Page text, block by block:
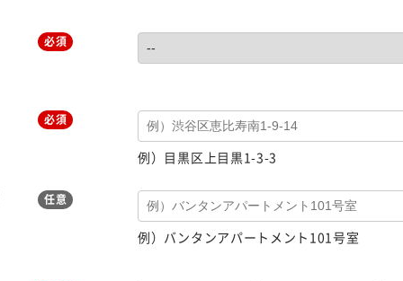
必須
必須
例）目黒区上目黒1-3-3
任意
例）バンタンアパートメント101号室